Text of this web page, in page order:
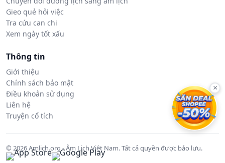
Gieo quẻ hỏi việc
Tra cứu can chi
Xem ngày tốt xấu
Thông tin
Giới thiệu
Chính sách bảo mật
Điều khoản sử dụng
Liên hệ
Truyện cổ tích
© 2026 Amlich.org - Âm Lịch Việt Nam. Tất cả quyền được bảo lưu.
×